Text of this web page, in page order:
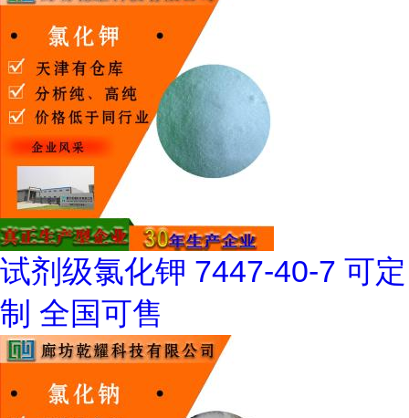
试剂级氯化钾 7447-40-7 可定
制 全国可售